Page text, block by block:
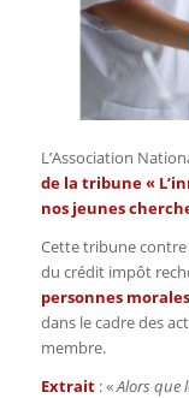
L’Association
de la tribune «
nos jeunes
Cette tribune
du crédit impôt
personnes
dans le cadre des
membre.
Extrait: «Alors que